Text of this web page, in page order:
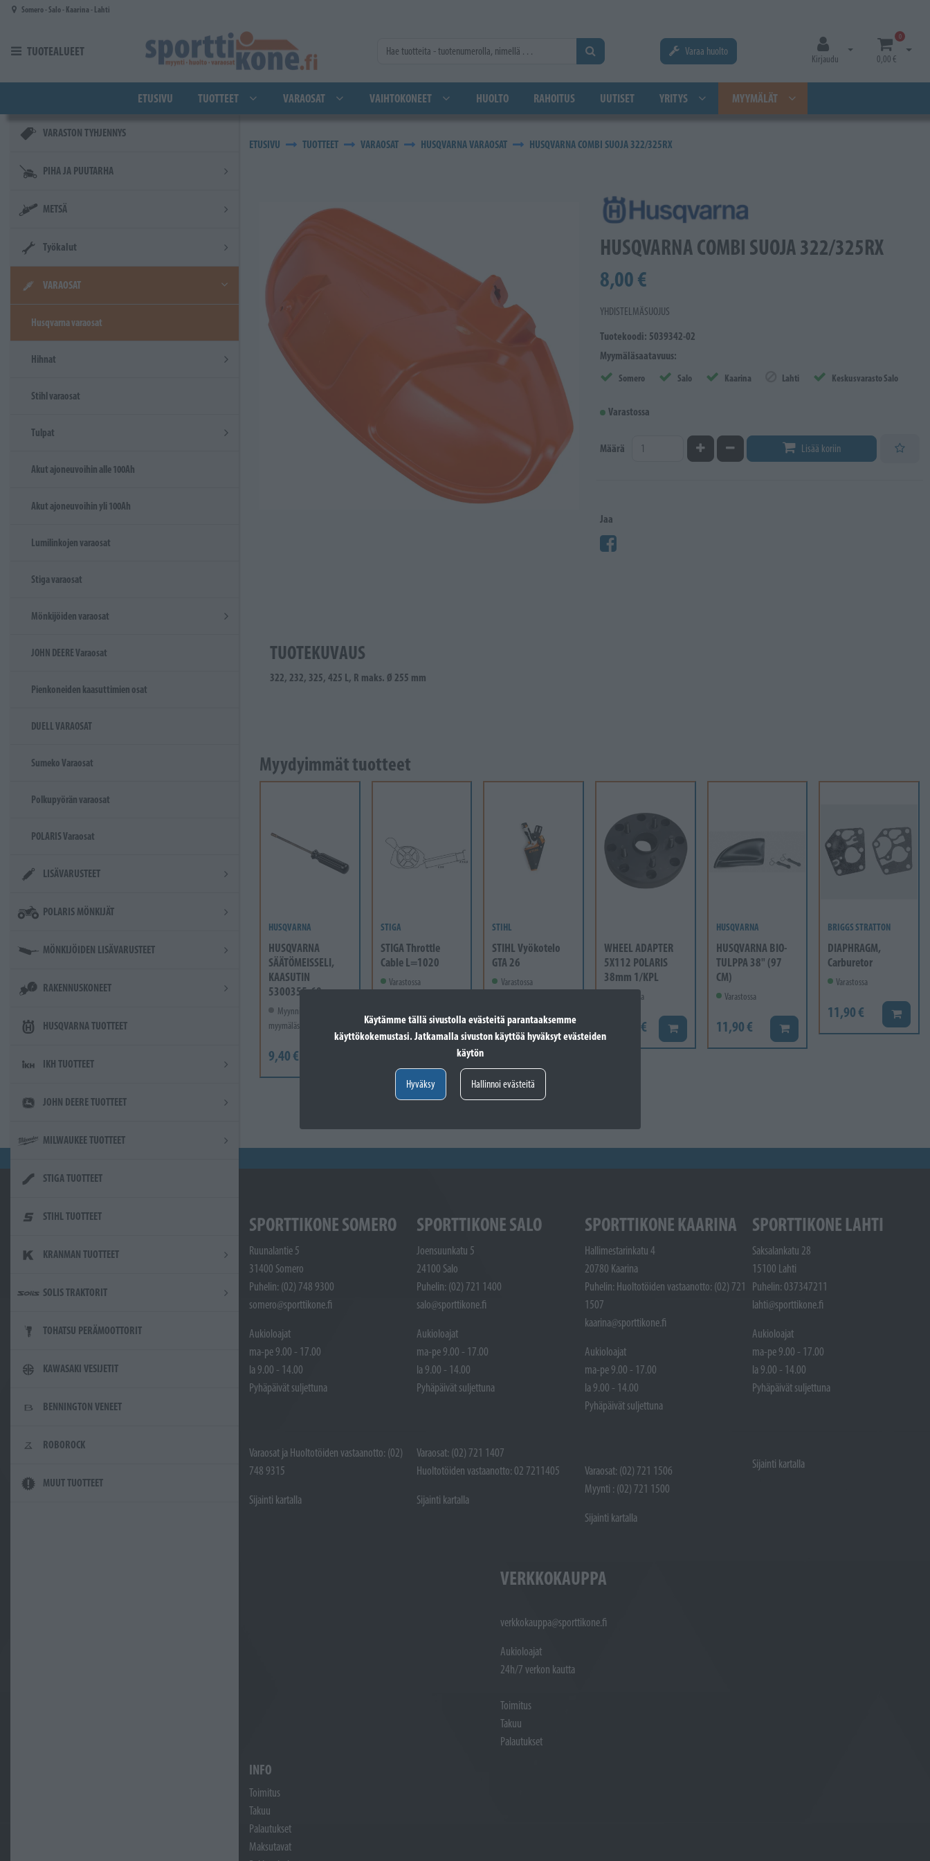
Käytämme tällä sivustolla evästeitä parantaaksemme
käyttökokemustasi. Jatkamalla sivuston käyttöä hyväksyt evästeiden
käytön
Hyväksy Hallinnoi evästeitä
Siirry pääsisältöön
Somero - Salo - Kaarina - Lahti
TUOTEALUEET Varaa huolto
Kirjaudu
Avaa kirjautuminen
0
0,00 €
Avaa
ETUSIVU TUOTTEET VARAOSAT VAIHTOKONEET HUOLTO RAHOITUS UUTISET YRITYS MYYMÄLÄT
VARASTON TYHJENNYS
PIHA JA PUUTARHA
METSÄ
Työkalut
VARAOSAT
Husqvarna varaosat
Hihnat
Stihl varaosat
Tulpat
Akut ajoneuvoihin alle 100Ah
Akut ajoneuvoihin yli 100Ah
Lumilinkojen varaosat
Stiga varaosat
Mönkijöiden varaosat
JOHN DEERE Varaosat
Pienkoneiden kaasuttimien osat
DUELL VARAOSAT
Sumeko Varaosat
Polkupyörän varaosat
POLARIS Varaosat
LISÄVARUSTEET
POLARIS MÖNKIJÄT
MÖNKIJÖIDEN LISÄVARUSTEET
RAKENNUSKONEET
HUSQVARNA TUOTTEET
IKH TUOTTEET
JOHN DEERE TUOTTEET
MILWAUKEE TUOTTEET
STIGA TUOTTEET
STIHL TUOTTEET
KRANMAN TUOTTEET
SOLIS TRAKTORIT
TOHATSU PERÄMOOTTORIT
KAWASAKI VESIJETIT
BENNINGTON VENEET
ROBOROCK
MUUT TUOTTEET
ETUSIVU TUOTTEET VARAOSAT HUSQVARNA VARAOSAT HUSQVARNA COMBI SUOJA 322/325RX
HUSQVARNA COMBI SUOJA 322/325RX
8,00 €
YHDISTELMÄSUOJUS
Tuotekoodi: 5039342-02
Myymäläsaatavuus:
Somero Salo Kaarina Lahti Keskusvarasto Salo
Varastossa
Määrä Kasvata määrääVähennä määrää Lisää koriin
Jaa
TUOTEKUVAUS
322, 232, 325, 425 L, R maks. Ø 255 mm
Myydyimmät tuotteet
HUSQVARNA
HUSQVARNA
SÄÄTÖMEISSELI,
KAASUTIN
5300355-60
Myynnissä vain
myymälässä.
9,40 €
STIGA
STIGA Throttle
Cable L=1020
Varastossa
24,60 € Lisää koriin
STIHL
STIHL Vyökotelo
GTA 26
Varastossa
41,60 €
WHEEL ADAPTER
5X112 POLARIS
38mm 1/KPL
Varastossa
126,60 € Lisää koriin
HUSQVARNA
HUSQVARNA BIO-
TULPPA 38" (97
CM)
Varastossa
11,90 € Lisää koriin
BRIGGS STRATTON
DIAPHRAGM,
Carburetor
Varastossa
11,90 € Lisää
SPORTTIKONE SOMERO
Ruunalantie 5
31400 Somero
Puhelin: (02) 748 9300
somero@sporttikone.fi
Aukioloajat
ma-pe 9.00 - 17.00
la 9.00 - 14.00
Pyhäpäivät suljettuna
Varaosat ja Huoltotöiden vastaanotto: (02)
748 9315
Sijainti kartalla
SPORTTIKONE SALO
Joensuunkatu 5
24100 Salo
Puhelin: (02) 721 1400
salo@sporttikone.fi
Aukioloajat
ma-pe 9.00 - 17.00
la 9.00 - 14.00
Pyhäpäivät suljettuna
Varaosat: (02) 721 1407
Huoltotöiden vastaanotto: 02 7211405
Sijainti kartalla
SPORTTIKONE KAARINA
Hallimestarinkatu 4
20780 Kaarina
Puhelin: Huoltotöiden vastaanotto: (02) 721
1507
kaarina@sporttikone.fi
Aukioloajat
ma-pe 9.00 - 17.00
la 9.00 - 14.00
Pyhäpäivät suljettuna
Varaosat: (02) 721 1506
Myynti : (02) 721 1500
Sijainti kartalla
SPORTTIKONE LAHTI
Saksalankatu 28
15100 Lahti
Puhelin: 037347211
lahti@sporttikone.fi
Aukioloajat
ma-pe 9.00 - 17.00
la 9.00 - 14.00
Pyhäpäivät suljettuna
Sijainti kartalla
VERKKOKAUPPA
verkkokauppa@sporttikone.fi
Aukioloajat
24h/7 verkon kautta
Toimitus
Takuu
Palautukset
INFO
Toimitus
Takuu
Palautukset
Maksutavat